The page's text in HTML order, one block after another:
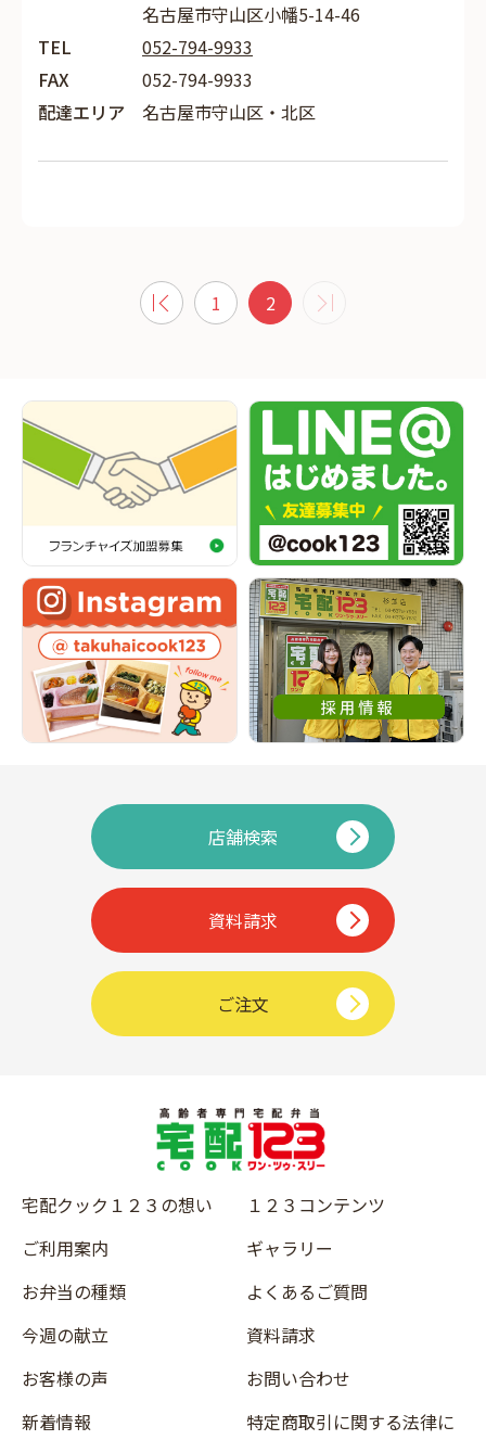
名古屋市守山区小幡5-14-46
TEL
052-794-9933
FAX
052-794-9933
配達エリア
名古屋市守山区・北区
1 2
店舗検索
資料請求
ご注文
宅配クック１２３の想い
ご利用案内
お弁当の種類
今週の献立
お客様の声
新着情報
１２３コンテンツ
ギャラリー
よくあるご質問
資料請求
お問い合わせ
特定商取引に関する法律に